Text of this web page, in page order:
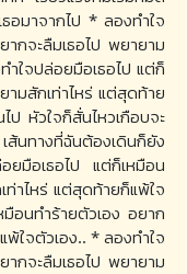
อมาจากไป * ลองทำใจ
กจะลืมเธอไป พยายาม
ำใจปล่อยมือเธอไป แต่ก็
ามสักเท่าไหร่ แต่สุดท้าย
ป หัวใจก็สั่นไหวเกือบจะ
ส้นทางที่ฉันต้องเดินก็ยัง
มือเธอไป แต่ก็เหมือน
ท่าไหร่ แต่สุดท้ายก็แพ้ใจ
อนทำร้ายตัวเอง อยาก
พ้ใจตัวเอง.. * ลองทำใจ
กจะลืมเธอไป พยายาม